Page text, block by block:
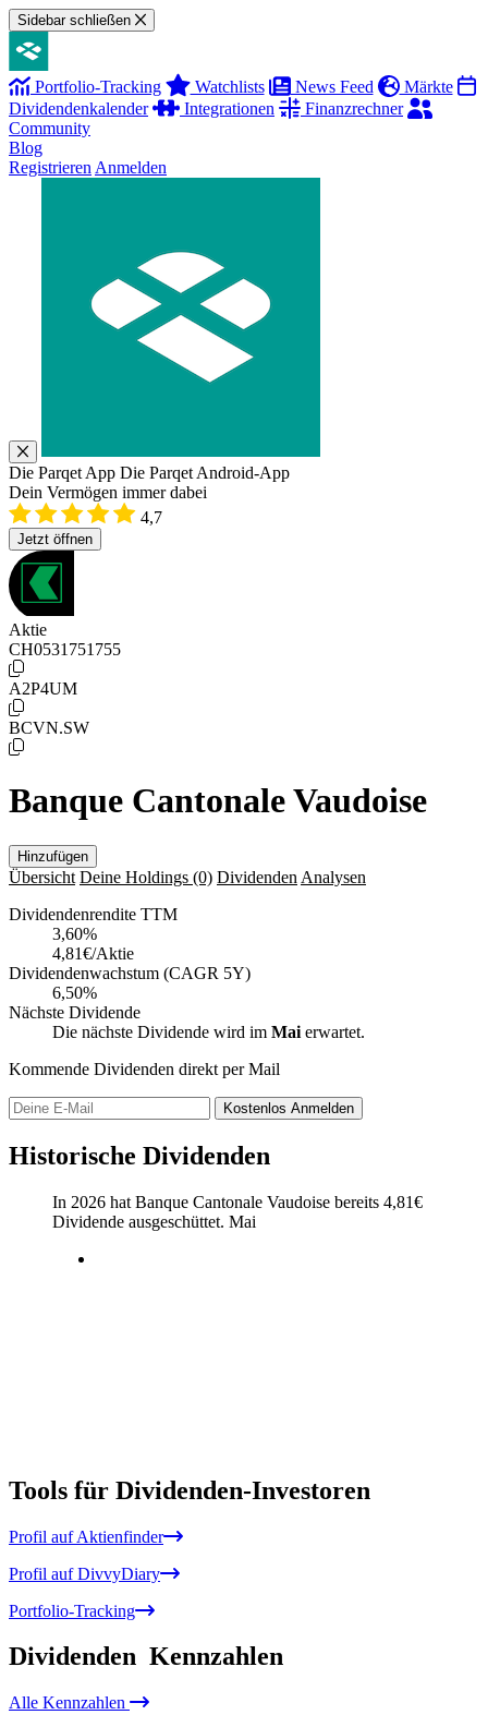
Sidebar schließen
Portfolio-Tracking Watchlists News Feed
Märkte
Dividendenkalender
Integrationen
Finanzrechner
Community
Blog
Registrieren Anmelden
Die Parqet App Die Parqet Android-App
Dein Vermögen immer dabei
4,7
Jetzt öffnen
Aktie
CH0531751755
A2P4UM
BCVN.SW
Banque Cantonale Vaudoise
Hinzufügen
Übersicht Deine Holdings (0) Dividenden Analysen
Dividendenrendite TTM
3,60%
4,81€/Aktie
Dividendenwachstum (CAGR 5Y)
6,50%
Nächste Dividende
Die nächste Dividende wird im Mai erwartet.
Kommende Dividenden direkt per Mail
Kostenlos Anmelden
Historische Dividenden
In 2026 hat Banque Cantonale Vaudoise bereits 4,81€
Dividende ausgeschüttet. Mai
Tools für Dividenden-Investoren
Profil auf Aktienfinder
Profil auf DivvyDiary
Portfolio-Tracking
Dividenden Kennzahlen
Alle Kennzahlen